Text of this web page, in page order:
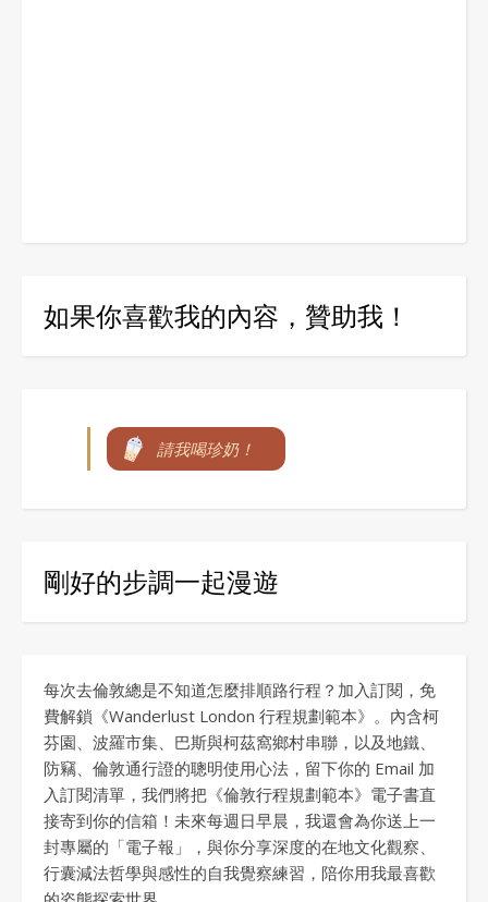
如果你喜歡我的內容，贊助我！
請我喝珍奶！
剛好的步調一起漫遊
每次去倫敦總是不知道怎麼排順路行程？加入訂閱，免
費解鎖《Wanderlust London 行程規劃範本》。內含柯
芬園、波羅市集、巴斯與柯茲窩鄉村串聯，以及地鐵、
防竊、倫敦通行證的聰明使用心法，留下你的 Email 加
入訂閱清單，我們將把《倫敦行程規劃範本》電子書直
接寄到你的信箱！未來每週日早晨，我還會為你送上一
封專屬的「電子報」，與你分享深度的在地文化觀察、
行囊減法哲學與感性的自我覺察練習，陪你用我最喜歡